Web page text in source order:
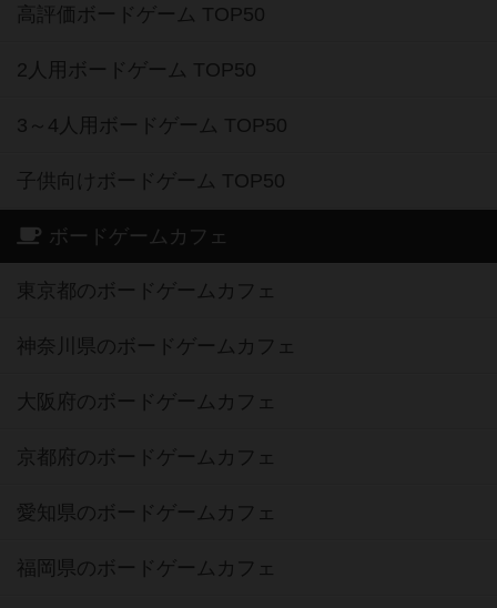
高評価ボードゲーム TOP50
2人用ボードゲーム TOP50
3～4人用ボードゲーム TOP50
子供向けボードゲーム TOP50
ボードゲームカフェ
東京都のボードゲームカフェ
神奈川県のボードゲームカフェ
大阪府のボードゲームカフェ
京都府のボードゲームカフェ
愛知県のボードゲームカフェ
福岡県のボードゲームカフェ